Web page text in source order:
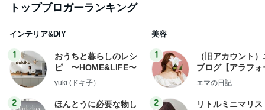
トップブロガーランキング
インテリア&DIY
1
おうちと暮らしのレシ
ピ 〜HOME&LIFE〜
yuki (ドキ子）
2
ほんとうに必要な物し
美容
1
（旧アカウント
ブログ【アラフォ
社売却セカンドラ
エマの日記
2
リトルミニマリス